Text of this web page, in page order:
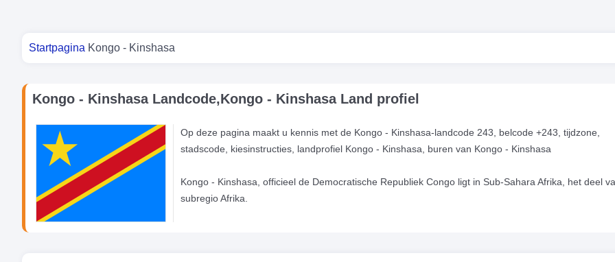
Je bent hier
Startpagina Kongo - Kinshasa
Kongo - Kinshasa Landcode,Kongo - Kinshasa Land profiel
Op deze pagina maakt u kennis met de Kongo - Kinshasa-landcode 243, belcode +243, tijdzone,
stadscode, kiesinstructies, landprofiel Kongo - Kinshasa, buren van Kongo - Kinshasa
Kongo - Kinshasa, officieel de Democratische Republiek Congo ligt in Sub-Sahara Afrika, het deel
subregio Afrika.